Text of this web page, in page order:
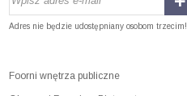
Adres nie będzie udostępniany osobom trzecim!
Foorni wnętrza publiczne